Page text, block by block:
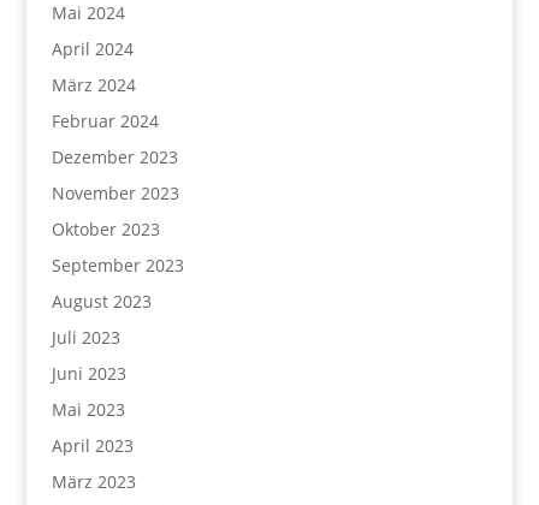
Mai 2024
April 2024
März 2024
Februar 2024
Dezember 2023
November 2023
Oktober 2023
September 2023
August 2023
Juli 2023
Juni 2023
Mai 2023
April 2023
März 2023